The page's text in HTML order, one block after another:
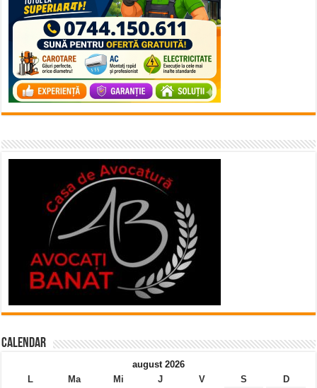
Calendar
august 2026
L
Ma Mi J V S
D